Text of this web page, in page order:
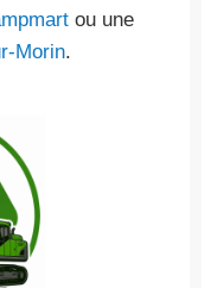
ou une
Morin.